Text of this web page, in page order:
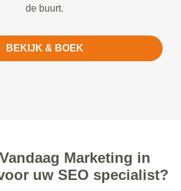
de buurt.
BEKIJK & BOEK
Marketing in
uw SEO specialist?